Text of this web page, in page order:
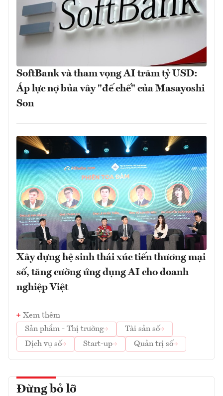
SoftBank và tham vọng AI trăm tỷ USD:
Áp lực nợ bủa vây "đế chế" của Masayoshi
Son
Xây dựng hệ sinh thái xúc tiến thương mại
số, tăng cường ứng dụng AI cho doanh
nghiệp Việt
Xem thêm
Sản phẩm - Thị trường
Tài sản số
Dịch vụ số
Start-up Quản trị số
Đừng bỏ lỡ